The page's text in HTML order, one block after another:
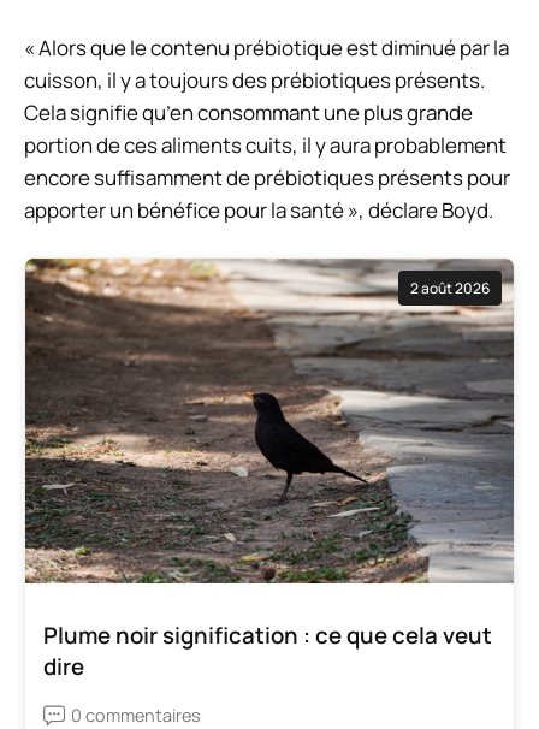
« Alors que le contenu prébiotique est diminué par la
cuisson, il y a toujours des prébiotiques présents.
Cela signifie qu’en consommant une plus grande
portion de ces aliments cuits, il y aura probablement
encore suffisamment de prébiotiques présents pour
apporter un bénéfice pour la santé », déclare Boyd.
2 août 2026
Plume noir signification : ce que cela veut
dire
0 commentaires